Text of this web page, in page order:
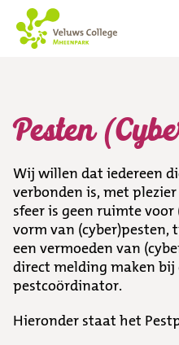
Pesten
Pesten
Wij willen dat iedereen
verbonden is, met
sfeer is geen ruimte voor
vorm van (cyber)pesten,
een vermoeden van
direct melding maken
pestcoördinator.
Hieronder staat het